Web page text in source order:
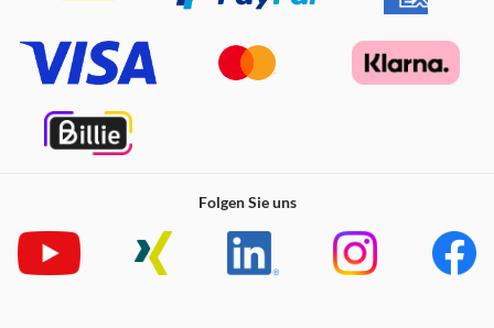
Folgen Sie uns